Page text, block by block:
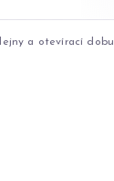
a otevírací dobu